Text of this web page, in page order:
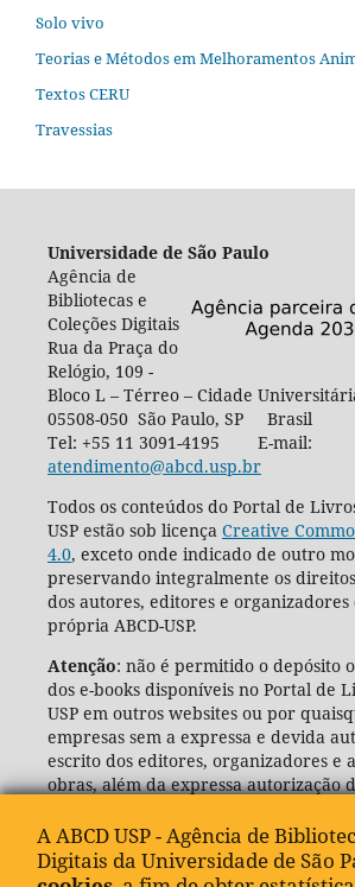
Solo vivo
Teorias e Métodos em Melhoramentos
Textos CERU
Travessias
Universidade de São Paulo
Agência de
Bibliotecas e
Coleções Digitais
Rua da Praça do
Relógio, 109 -
Bloco L – Térreo – Cidade
05508-050 São Paulo, SP Brasil
Tel: +55 11 3091-4195 E-mail:
atendimento@abcd.usp.br
Todos os conteúdos do Portal de
USP estão sob licença Creative
4.0, exceto onde indicado de outro
preservando integralmente os
dos autores, editores e organizadores
própria ABCD-USP.
Atenção: não é permitido o depósito
dos e-books disponíveis no Portal de
USP em outros websites ou por
empresas sem a expressa e devida
escrito dos editores, organizadores e
obras, além da expressa autorização
(ABCD-USP).
A ABCD USP - Agência de
Digitais da Universidade de São